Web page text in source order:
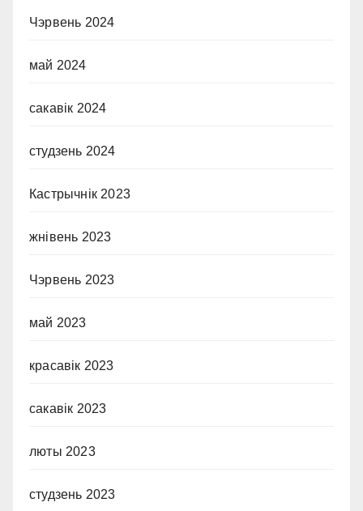
Чэрвень 2024
май 2024
сакавік 2024
студзень 2024
Кастрычнік 2023
жнівень 2023
Чэрвень 2023
май 2023
красавік 2023
сакавік 2023
люты 2023
студзень 2023